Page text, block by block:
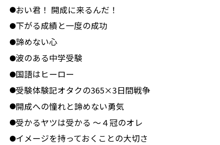
●おい君！ 開成に来るんだ！
●下がる成績と一度の成功
●諦めない心
●波のある中学受験
●国語はヒーロー
●受験体験記オタクの365×3日間戦争
●開成への憧れと諦めない勇気
●受かるヤツは受かる ～４冠のオレ
●イメージを持っておくことの大切さ